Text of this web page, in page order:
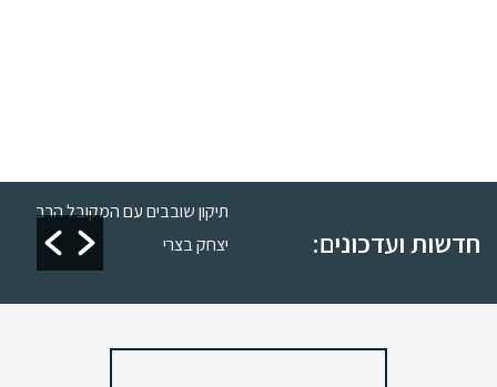
חדשות ועדכונים:
תיקון שובבים עם המקובל הרב
יצחק בצרי